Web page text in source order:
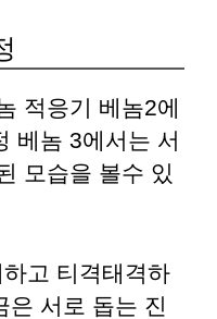
적응기 베놈2에
베놈 3에서는 서
모습을 볼수 있
고 티격태격하
은 서로 돕는 진